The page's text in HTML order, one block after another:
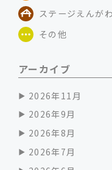
ステージえんがわ
その他
アーカイブ
2026年11月
2026年9月
2026年8月
2026年7月